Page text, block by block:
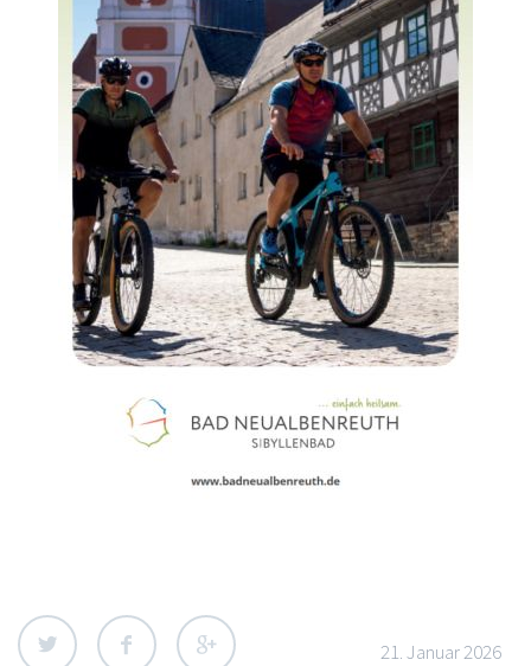
21. Januar 2026